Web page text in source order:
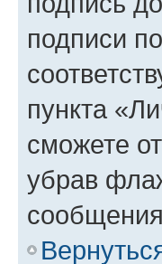
подписи
пункта
сможете
убрав